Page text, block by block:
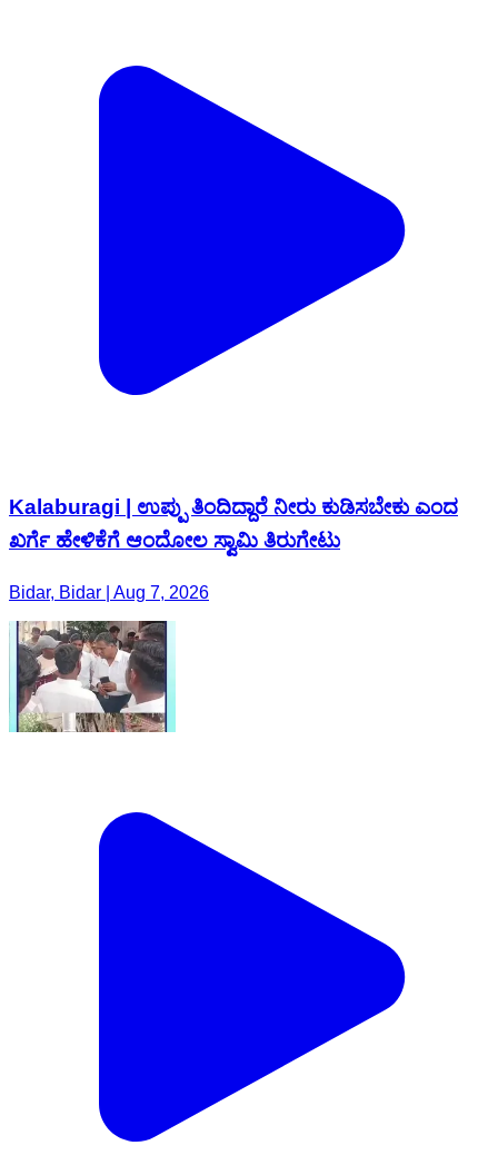
Kalaburagi | ಉಪ್ಪು ತಿಂದಿದ್ದಾರೆ ನೀರು ಕುಡಿಸಬೇಕು ಎಂದ
ಖರ್ಗೆ ಹೇಳಿಕೆಗೆ ಆಂದೋಲ ಸ್ವಾಮಿ ತಿರುಗೇಟು
Bidar, Bidar | Aug 7, 2026